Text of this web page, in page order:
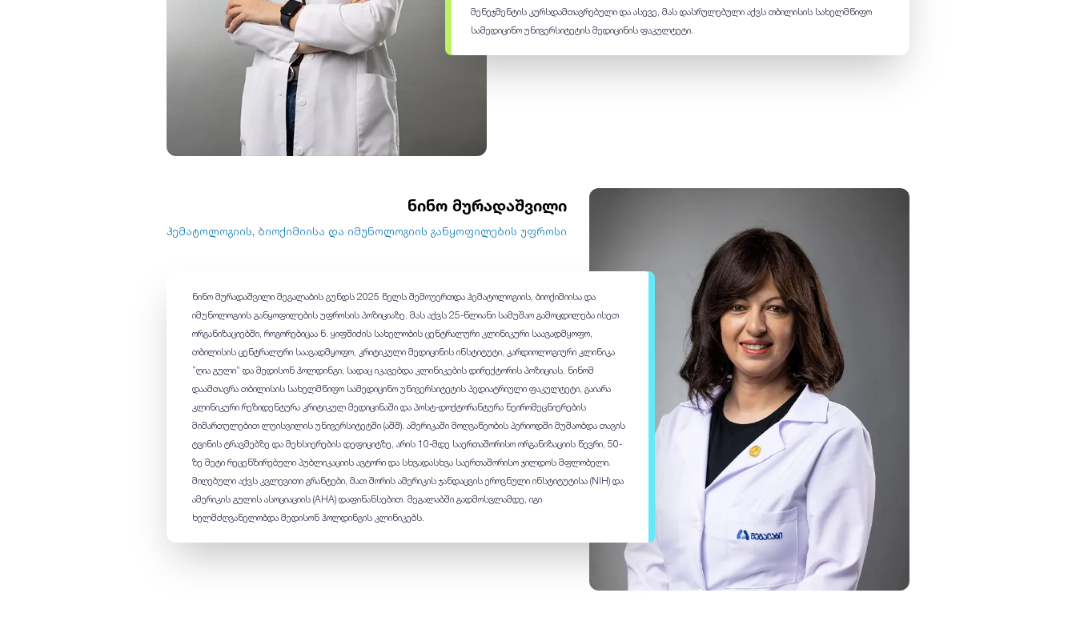
მენეჯმენტის კურსდამთავრებული და ასევე, მას დასრულებული აქვს თბილისის სახელმწიფო
სამედიცინო უნივერსიტეტის მედიცინის ფაკულტეტი.
ნინო მურადაშვილი
ჰემატოლოგიის, ბიოქიმიისა და იმუნოლოგიის განყოფილების უფროსი
ნინო მურადაშვილი მეგალაბის გუნდს 2025 წელს შემოუერთდა ჰემატოლოგიის, ბიოქიმიისა და
იმუნოლოგიის განყოფილების უფროსის პოზიციაზე. მას აქვს 25-წლიანი სამუშაო გამოცდილება ისეთ
ორგანიზაციებში, როგორებიცაა ნ. ყიფშიძის სახელობის ცენტრალური კლინიკური საავადმყოფო,
თბილისის ცენტრალური საავადმყოფო, კრიტიკული მედიცინის ინსტიტუტი, კარდიოლოგიური კლინიკა
“ღია გული” და მედისონ ჰოლდინგი, სადაც იკავებდა კლინიკების დირექტორის პოზიციას. ნინომ
დაამთავრა თბილისის სახელმწიფო სამედიცინო უნივერსიტეტის პედიატრიული ფაკულტეტი, გაიარა
კლინიკური რეზიდენტურა კრიტიკულ მედიცინაში და პოსტ-დოქტორანტურა ნეირომეცნიერების
მიმართულებით ლუისვილის უნივერსიტეტში (აშშ). ამერიკაში მოღვაწეობის პერიოდში მუშაობდა თავის
ტვინის ტრავმებზე და მეხსიერების დეფიციტზე, არის 10-მდე საერთაშორისო ორგანიზაციის წევრი, 50-
ზე მეტი რეცენზირებული პუბლიკაციის ავტორი და სხვადასხვა საერთაშორისო ჯილდოს მფლობელი.
მიღებული აქვს კვლევითი გრანტები, მათ შორის ამერიკის ჯანდაცვის ეროვნული ინსტიტუტისა (NIH) და
ამერიკის გულის ასოციაციის (AHA) დაფინანსებით. მეგალაბში გადმოსვლამდე, იგი
ხელმძღვანელობდა მედისონ ჰოლდინგის კლინიკებს.